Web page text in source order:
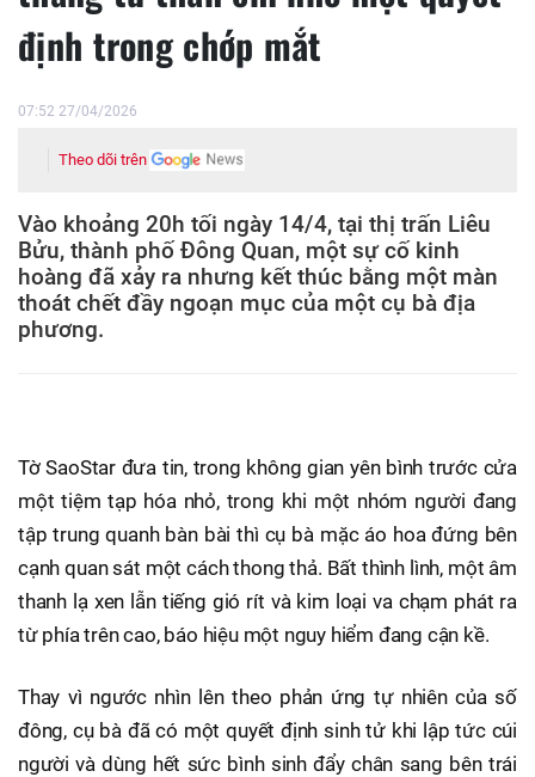
định trong chớp mắt
07:52 27/04/2026
Theo dõi trên
Vào khoảng 20h tối ngày 14/4, tại thị trấn Liêu
Bửu, thành phố Đông Quan, một sự cố kinh
hoàng đã xảy ra nhưng kết thúc bằng một màn
thoát chết đầy ngoạn mục của một cụ bà địa
phương.
Tờ SaoStar đưa tin, trong không gian yên bình trước cửa
một tiệm tạp hóa nhỏ, trong khi một nhóm người đang
tập trung quanh bàn bài thì cụ bà mặc áo hoa đứng bên
cạnh quan sát một cách thong thả. Bất thình lình, một âm
thanh lạ xen lẫn tiếng gió rít và kim loại va chạm phát ra
từ phía trên cao, báo hiệu một nguy hiểm đang cận kề.
Thay vì ngước nhìn lên theo phản ứng tự nhiên của số
đông, cụ bà đã có một quyết định sinh tử khi lập tức cúi
người và dùng hết sức bình sinh đẩy chân sang bên trái